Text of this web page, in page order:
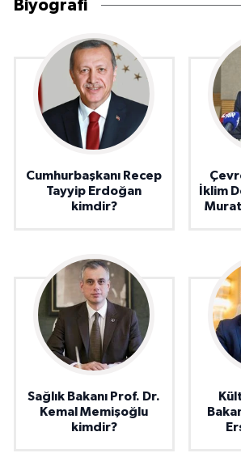
Biyografi
Cumhurbaşkanı Recep
Tayyip Erdoğan
kimdir?
İklim
Sağlık Bakanı Prof. Dr.
Kemal Memişoğlu
kimdir?